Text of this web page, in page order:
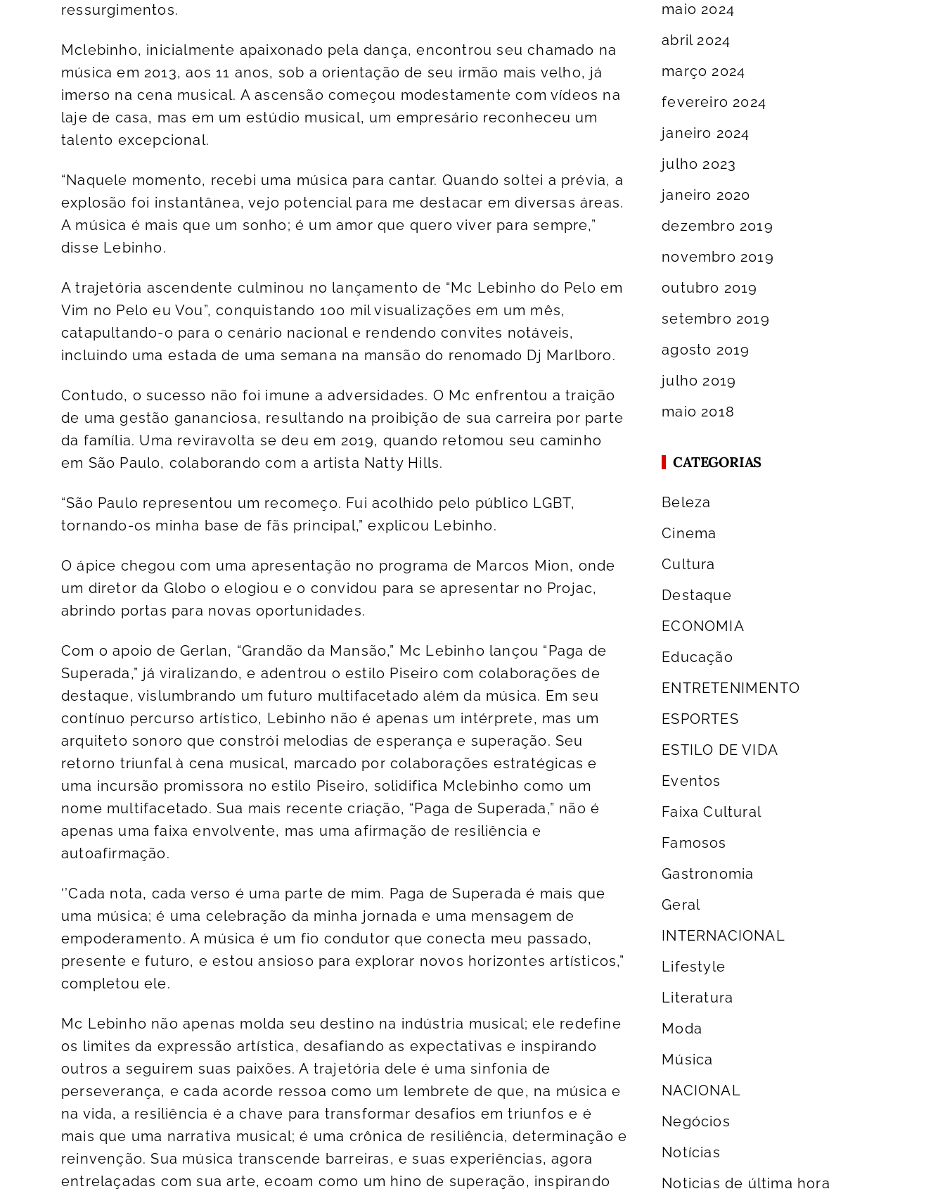
ressurgimentos.
Mclebinho, inicialmente apaixonado pela dança, encontrou seu chamado na
música em 2013, aos 11 anos, sob a orientação de seu irmão mais velho, já
imerso na cena musical. A ascensão começou modestamente com vídeos na
laje de casa, mas em um estúdio musical, um empresário reconheceu um
talento excepcional.
“Naquele momento, recebi uma música para cantar. Quando soltei a prévia, a
explosão foi instantânea, vejo potencial para me destacar em diversas áreas.
A música é mais que um sonho; é um amor que quero viver para sempre,”
disse Lebinho.
A trajetória ascendente culminou no lançamento de “Mc Lebinho do Pelo em
Vim no Pelo eu Vou”, conquistando 100 mil visualizações em um mês,
catapultando-o para o cenário nacional e rendendo convites notáveis,
incluindo uma estada de uma semana na mansão do renomado Dj Marlboro.
Contudo, o sucesso não foi imune a adversidades. O Mc enfrentou a traição
de uma gestão gananciosa, resultando na proibição de sua carreira por parte
da família. Uma reviravolta se deu em 2019, quando retomou seu caminho
em São Paulo, colaborando com a artista Natty Hills.
“São Paulo representou um recomeço. Fui acolhido pelo público LGBT,
tornando-os minha base de fãs principal,” explicou Lebinho.
O ápice chegou com uma apresentação no programa de Marcos Mion, onde
um diretor da Globo o elogiou e o convidou para se apresentar no Projac,
abrindo portas para novas oportunidades.
Com o apoio de Gerlan, “Grandão da Mansão,” Mc Lebinho lançou “Paga de
Superada,” já viralizando, e adentrou o estilo Piseiro com colaborações de
destaque, vislumbrando um futuro multifacetado além da música. Em seu
contínuo percurso artístico, Lebinho não é apenas um intérprete, mas um
arquiteto sonoro que constrói melodias de esperança e superação. Seu
retorno triunfal à cena musical, marcado por colaborações estratégicas e
uma incursão promissora no estilo Piseiro, solidifica Mclebinho como um
nome multifacetado. Sua mais recente criação, “Paga de Superada,” não é
apenas uma faixa envolvente, mas uma afirmação de resiliência e
autoafirmação.
‘’Cada nota, cada verso é uma parte de mim. Paga de Superada é mais que
uma música; é uma celebração da minha jornada e uma mensagem de
empoderamento. A música é um fio condutor que conecta meu passado,
presente e futuro, e estou ansioso para explorar novos horizontes artísticos,”
completou ele.
Mc Lebinho não apenas molda seu destino na indústria musical; ele redefine
os limites da expressão artística, desafiando as expectativas e inspirando
outros a seguirem suas paixões. A trajetória dele é uma sinfonia de
perseverança, e cada acorde ressoa como um lembrete de que, na música e
na vida, a resiliência é a chave para transformar desafios em triunfos e é
mais que uma narrativa musical; é uma crônica de resiliência, determinação e
reinvenção. Sua música transcende barreiras, e suas experiências, agora
entrelaçadas com sua arte, ecoam como um hino de superação, inspirando
maio 2024
abril 2024
março 2024
fevereiro 2024
janeiro 2024
julho 2023
janeiro 2020
dezembro 2019
novembro 2019
outubro 2019
setembro 2019
agosto 2019
julho 2019
maio 2018
CATEGORIAS
Beleza
Cinema
Cultura
Destaque
ECONOMIA
Educação
ENTRETENIMENTO
ESPORTES
ESTILO DE VIDA
Eventos
Faixa Cultural
Famosos
Gastronomia
Geral
INTERNACIONAL
Lifestyle
Literatura
Moda
Música
NACIONAL
Negócios
Notícias
Noticias de última hora